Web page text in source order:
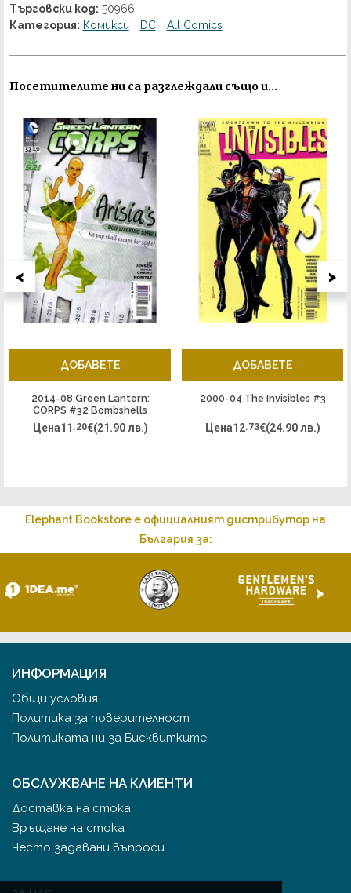
Търговски код: 50966
Категория: Комикси DC All Comics
Посетителите ни са разглеждали също и...
ДОБАВЕТЕ
2014-08 Green Lantern:
CORPS #32 Bombshells
Variant
Цена11 .20€(21.90 лв.)
ДОБАВЕТЕ
2000-04 The Invisibles #3
Цена12.73€(24.90 лв.)
< >
Elephant Bookstore е официалният дистрибутор на
България за:
< >
ИНФОРМАЦИЯ
Общи условия
Политика за поверителност
Политиката ни за Бисквитките
ОБСЛУЖВАНЕ НА КЛИЕНТИ
Доставка на стока
Връщане на стока
Често задавани въпроси